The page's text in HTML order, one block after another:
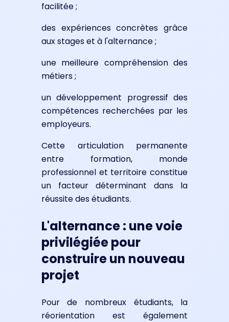
facilitée ;
des expériences concrètes grâce
aux stages et à l'alternance ;
une meilleure compréhension des
métiers ;
un développement progressif des
compétences recherchées par les
employeurs.
Cette articulation permanente
entre formation, monde
professionnel et territoire constitue
un facteur déterminant dans la
réussite des étudiants.
L'alternance : une voie
privilégiée pour
construire un nouveau
projet
Pour de nombreux étudiants, la
réorientation est également